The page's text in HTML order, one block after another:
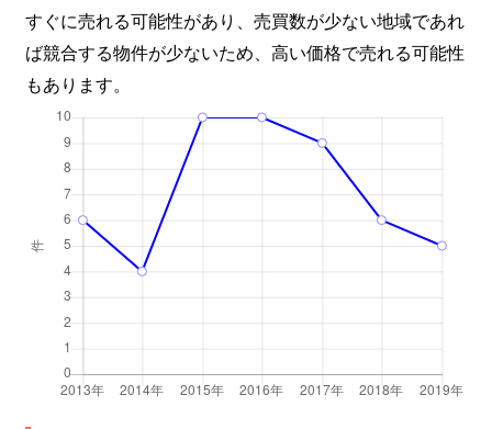
すぐに売れる可能性があり、売買数が少ない地域であれ
ば競合する物件が少ないため、高い価格で売れる可能性
もあります。